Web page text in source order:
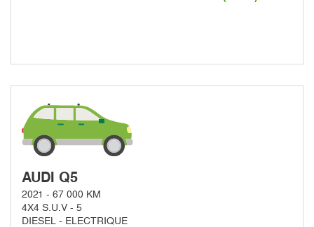
AUDI Q5
2021 - 67 000 KM
4X4 S.U.V - 5
DIESEL - ELECTRIQUE